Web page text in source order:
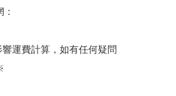
運費計算，如有任何疑問